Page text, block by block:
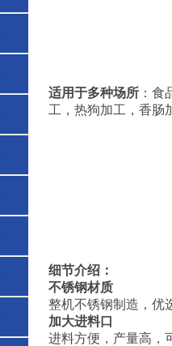
适用于多种场所 ：
工，热狗加工，香肠
细节介绍：
不锈钢材质
整机不锈钢制造，优
加大进料口
进料方便，产量高，